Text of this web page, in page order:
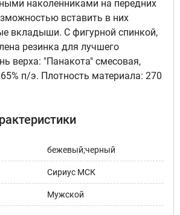
наколенниками на передних
вставить в них
вкладыши. С фигурной спинкой,
резинка для лучшего
верха: "Панакота" смесовая,
п/э. Плотность материала: 270
бежевый;черный
Сириус МСК
Мужской